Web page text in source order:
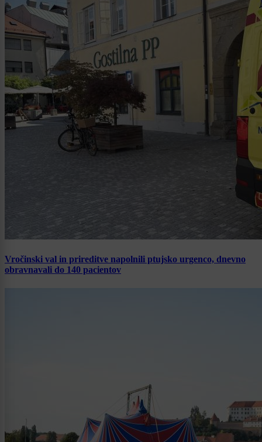
Vročinski val in prireditve napolnili ptujsko urgenco, dnevno
obravnavali do 140 pacientov